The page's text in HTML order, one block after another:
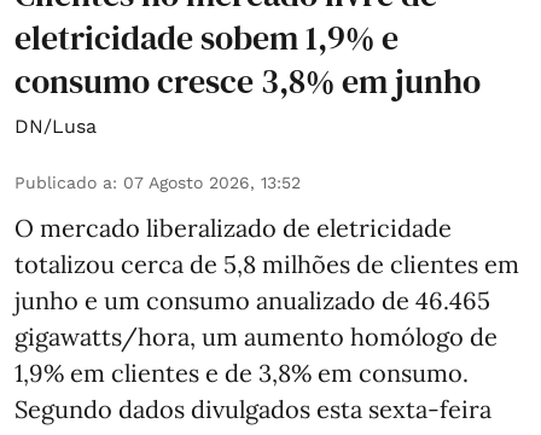
eletricidade sobem 1,9% e
consumo cresce 3,8% em junho
DN/Lusa
Publicado a: 07 Agosto 2026, 13:52
O mercado liberalizado de eletricidade
totalizou cerca de 5,8 milhões de clientes em
junho e um consumo anualizado de 46.465
gigawatts/hora, um aumento homólogo de
1,9% em clientes e de 3,8% em consumo.
Segundo dados divulgados esta sexta-feira